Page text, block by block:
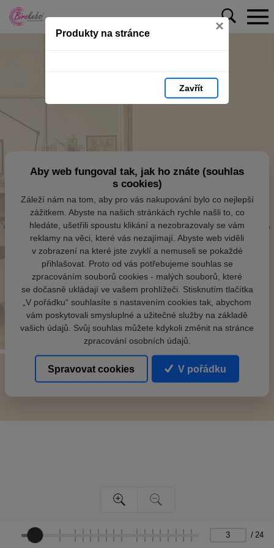
Produkty na stránce ×
Zavřít
/ 24
Aby web fungoval tak, jak ho znáte (souhlas
s cookies)
Záleží nám na tom, aby pro vás nakupování bylo co nejlepší
zážitkem. Abyste na našich stránkách rychle našli to, co
hledáte, ušetřili spoustu klikání a nezobrazovaly se vám
reklamy na věci, které vás nezajímají. Abyste web viděli
v zobrazení na které jste zvyklí a nemuseli se pokaždé
přihlašovat. Proto od vás potřebujeme souhlas se
zpracováním souborů cookies - malých souborů, které
se dočasně ukládají ve vašem prohlížeči. Stisknutím tlačítka
„V pořádku“ souhlasíte s nastavením cookies tak, abychom
vám poskytovali smysluplné a užitečné služby na základě
vašich údajů. Svůj souhlas můžete kdykoli změnit na stránce
zpracování osobních údajů.
Spravovat cookies V pořádku